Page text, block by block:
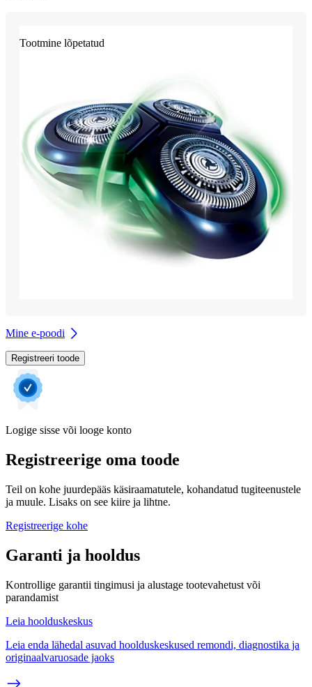
Tootmine lõpetatud
Mine e-poodi
Registreeri toode
Logige sisse või looge konto
Registreerige oma toode
Teil on kohe juurdepääs käsiraamatutele, kohandatud tugiteenustele
ja muule. Lisaks on see kiire ja lihtne.
Registreerige kohe
Garanti ja hooldus
Kontrollige garantii tingimusi ja alustage tootevahetust või
parandamist
Leia hoolduskeskus
Leia enda lähedal asuvad hoolduskeskused remondi, diagnostika ja
originaalvaruosade jaoks